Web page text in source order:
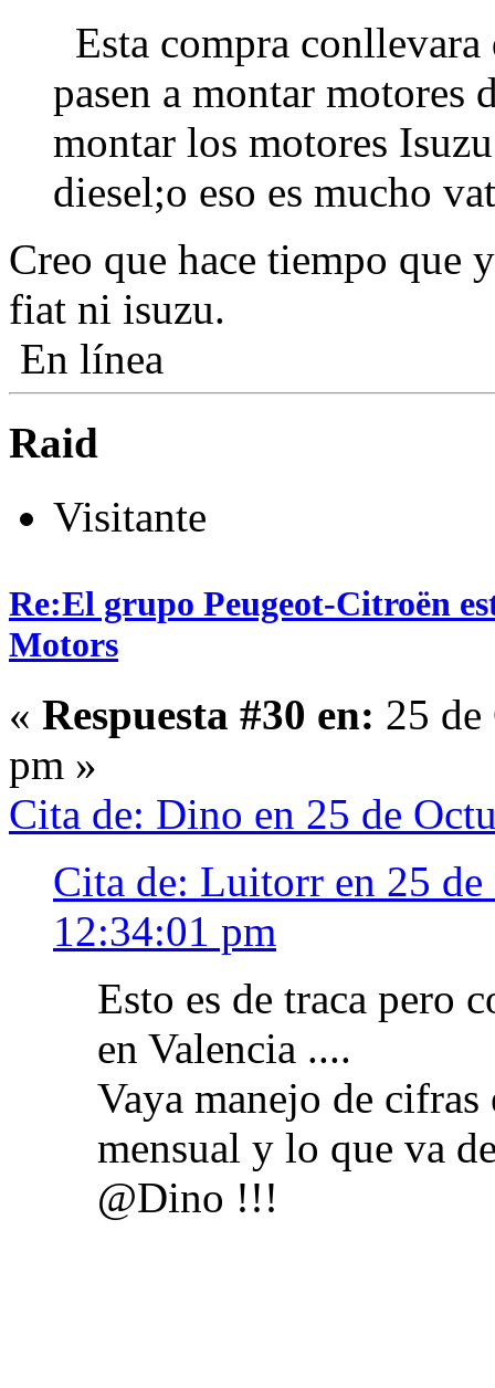
Esta compra
pasen a montar motores
montar los motores
diesel;o eso es mucho
Creo que hace tiempo que
fiat ni isuzu.
En línea
Raid
Visitante
Re:El grupo Peugeot-Citroën
Motors
« Respuesta #30 en: 25
pm »
Cita de: Dino en 25 de
Cita de: Luitorr en 25
12:34:01 pm
Esto es de traca pero
en Valencia ....
Vaya manejo de
mensual y lo que va
@Dino !!!